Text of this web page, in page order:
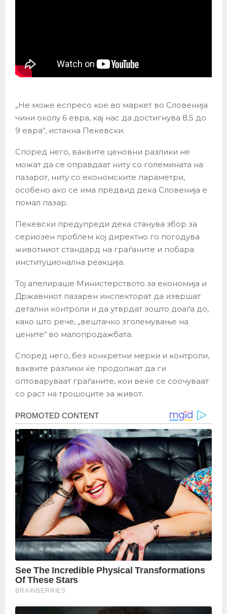
„Не може еспресо кое во маркет во Словенија
чини околу 6 евра, кај нас да достигнува 8,5 до
9 евра“, истакна Пекевски.
Според него, ваквите ценовни разлики не
можат да се оправдаат ниту со големината на
пазарот, ниту со економските параметри,
особено ако се има предвид дека Словенија е
помал пазар.
Пекевски предупреди дека станува збор за
сериозен проблем кој директно го погодува
животниот стандард на граѓаните и побара
институционална реакција.
Тој апелираше Министерството за економија и
Државниот пазарен инспекторат да извршат
детални контроли и да утврдат зошто доаѓа до,
како што рече, „вештачко зголемување на
цените“ во малопродажбата.
Според него, без конкретни мерки и контроли,
ваквите разлики ќе продолжат да ги
оптоваруваат граѓаните, кои веќе се соочуваат
со раст на трошоците за живот.